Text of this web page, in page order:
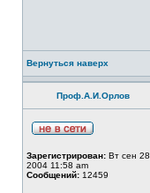
Вернуться наверх
Проф.А.И.Орлов
Зарегистрирован: Вт сен 28,
2004 11:58 am
Сообщений: 12459